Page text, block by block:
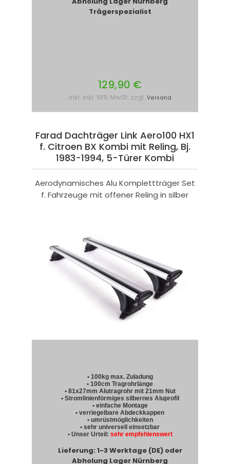
Trägerspezialist
129,90 €
inkl. inkl. 19% MwSt. zzgl. Versand
Farad Dachträger Link Aero100 HX1
f. Citroen BX Kombi mit Reling, Bj.
1983-1994, 5-Türer Kombi
Aerodynamisches Alu Komplettträger Set
f. Fahrzeuge mit offener Reling in silber
• 100kg max. Zuladung
• 100cm Tragrohrlänge
• 81x27mm Alutragrohr mit 21mm Nut
• Stromlinienförmiges silbernes Aluprofil
• einfache Montage
• verriegelbare Abdeckkappen
• umrüstmöglichkeiten
• sehr universell einsetzbar
• Unser Urteil: sehr empfehlenswert
Lieferung: 1-3 Werktage (DE) oder
Abholung Lager Nürnberg